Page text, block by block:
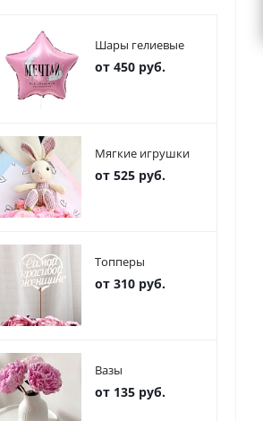
Шары гелиевые
от 450 руб.
Мягкие игрушки
от 525 руб.
Топперы
от 310 руб.
Вазы
от 135 руб.